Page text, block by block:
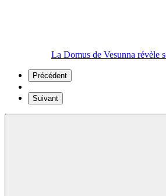
La Domus de Vesunna révèle
Précédent
Suivant